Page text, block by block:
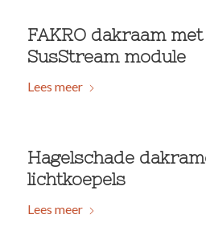
FAKRO dakraam met
SusStream module
Lees meer
Hagelschade
lichtkoepels
Lees meer